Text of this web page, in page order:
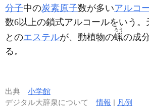
分子中の炭素原子数が多いアルコ
数6以上の鎖式アルコールをいう。
とのエステルが、動植物の蝋
ろう
の成
る。
出典 小学館
デジタル大辞泉について情報 | 凡例